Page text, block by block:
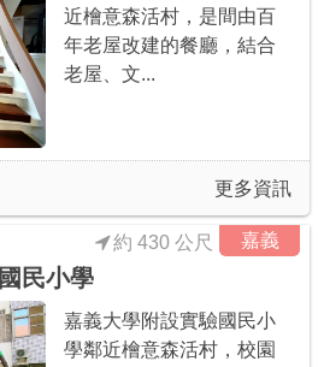
近檜意森活村，是間由百
年老屋改建的餐廳，結合
老屋、文...
更多資訊
嘉義
約 430 公尺
民小學
嘉義大學附設實驗國民小
學鄰近檜意森活村，校園